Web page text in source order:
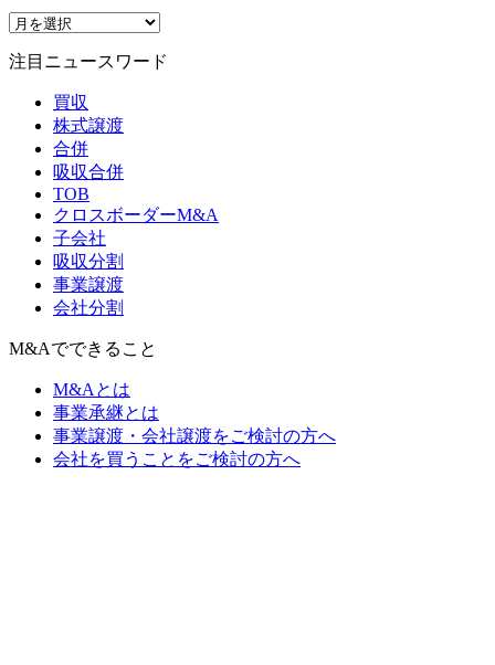
注目ニュースワード
買収
株式譲渡
合併
吸収合併
TOB
クロスボーダーM&A
子会社
吸収分割
事業譲渡
会社分割
M&Aでできること
M&Aとは
事業承継とは
事業譲渡・会社譲渡をご検討の方へ
会社を買うことをご検討の方へ